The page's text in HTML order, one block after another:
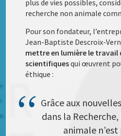
plus de vies possibles,
recherche non animale
Pour son fondateur,
Jean-Baptiste Descroix-
mettre en lumière le travail
scientifiquesqui œuvrent
éthique :
Grâce aux
dans la
animale